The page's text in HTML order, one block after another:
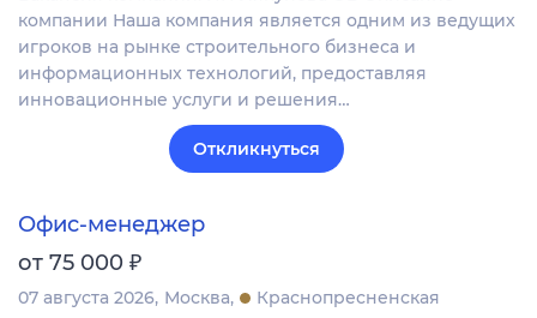
компании Наша компания является одним из ведущих
игроков на рынке строительного бизнеса и
информационных технологий, предоставляя
инновационные услуги и решения…
Откликнуться
Офис-менеджер
от 75 000 ₽
07 августа 2026 Москва
Краснопресненская